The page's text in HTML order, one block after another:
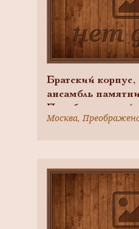
Братский
ансамбль
Преображенской